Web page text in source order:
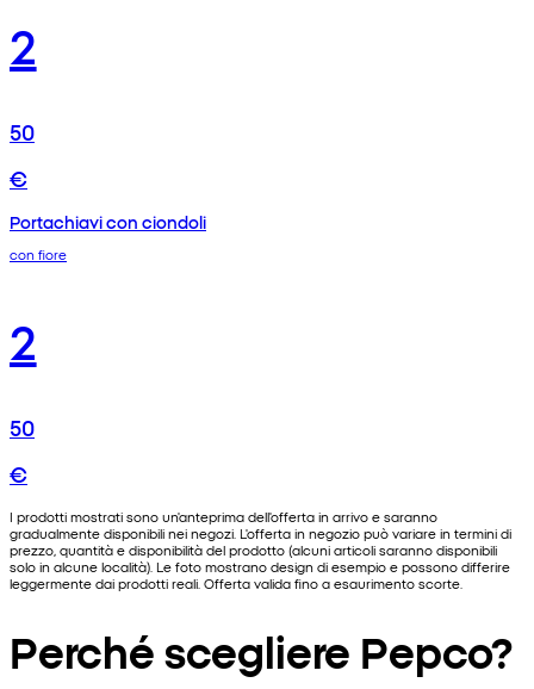
2
50
€
Portachiavi con ciondoli
con fiore
2
50
€
I prodotti mostrati sono un'anteprima dell'offerta in arrivo e saranno
gradualmente disponibili nei negozi. L'offerta in negozio può variare in termini di
prezzo, quantità e disponibilità del prodotto (alcuni articoli saranno disponibili
solo in alcune località). Le foto mostrano design di esempio e possono differire
leggermente dai prodotti reali. Offerta valida fino a esaurimento scorte.
Perché scegliere Pepco?